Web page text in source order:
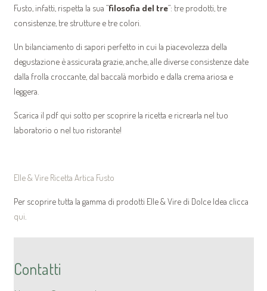
Fusto, infatti, rispetta la sua “filosofia del tre“: tre prodotti, tre
consistenze, tre strutture e tre colori.
Un bilanciamento di sapori perfetto in cui la piacevolezza della
degustazione è assicurata grazie, anche, alle diverse consistenze date
dalla frolla croccante, dal baccalà morbido e dalla crema ariosa e
leggera.
Scarica il pdf qui sotto per scoprire la ricetta e ricrearla nel tuo
laboratorio o nel tuo ristorante!
Elle & Vire Ricetta Artica Fusto
Per scoprire tutta la gamma di prodotti Elle & Vire di Dolce Idea clicca
qui.
Contatti